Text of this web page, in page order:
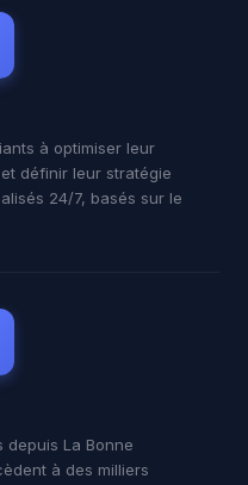
à optimiser leur
définir leur stratégie
24/7, basés sur le
depuis La Bonne
à des milliers